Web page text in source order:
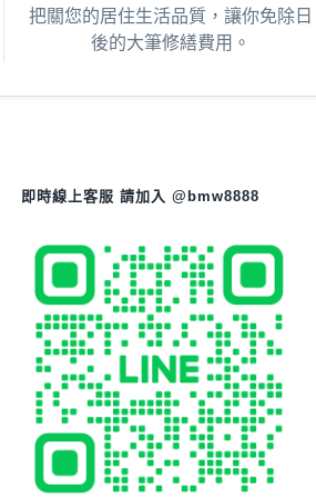
把關您的居住生活品質， 讓你免除日
後的大筆修繕費用。
即時線上客服 請加入 @bmw8888